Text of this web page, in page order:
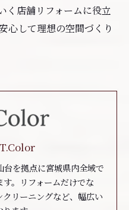
く店舗リフォームに役立
心して理想の空間づくり
を拠点に宮城県内全域で
。リフォームだけでな
リーニングなど、幅広い